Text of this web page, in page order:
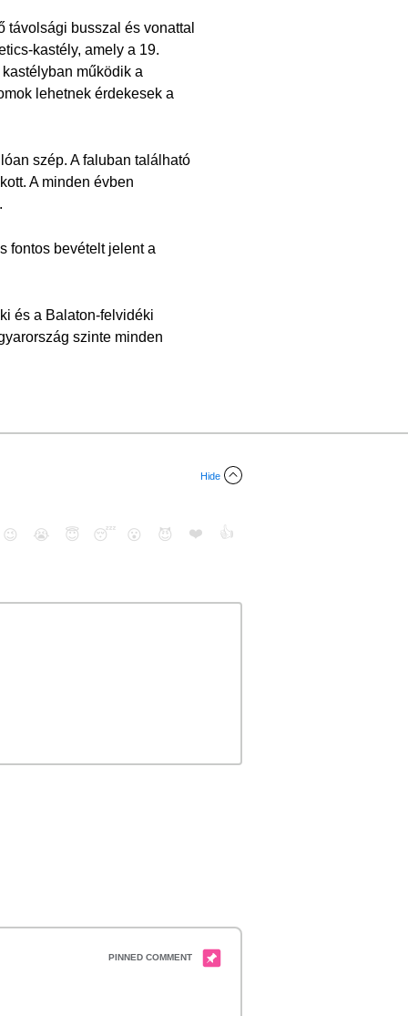
távolsági busszal és vonattal
kastély, amely a 19.
működik a
lehetnek érdekesek a
szép. A faluban található
A minden évben
fontos bevételt jelent a
és a Balaton-felvidéki
szinte minden
Hide
😉 😭 😇 😴 😮 😈 ❤️ 👍